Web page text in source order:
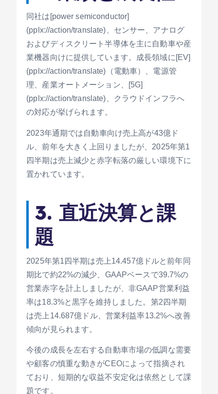
同社は[power semiconductor]
(pplx://action/translate)、センサー、アナログ
およびディスクリート半導体を主に自動車や産
業機器向けに提供しています。成長領域に[EV]
(pplx://action/translate)（電動車）、電源管
理、産業オートメーション、[5G]
(pplx://action/translate)、クラウドインフラへ
の対応が挙げられます。
2023年通期では自動車向け売上高が43億ド
ル、前年を大きく上回りましたが、2025年第1
四半期は売上減少と赤字転落の厳しい環境下に
置かれています。
3. 直近決算と課
題
2025年第1四半期は売上14.457億ドルと前年同
期比で約22%の減少、GAAPベースで39.7%の
営業赤字を計上しましたが、非GAAP営業利益
率は18.3%と黒字を維持しました。第2四半期
は売上14.687億ドル、営業利益率13.2%へ改善
傾向が見られます。
今後の成長を左右する自動車市場の低調な需要
や顧客の慎重な動きがCEOによって指摘され
ており、短期的な収益不安定化は依然として課
題です。